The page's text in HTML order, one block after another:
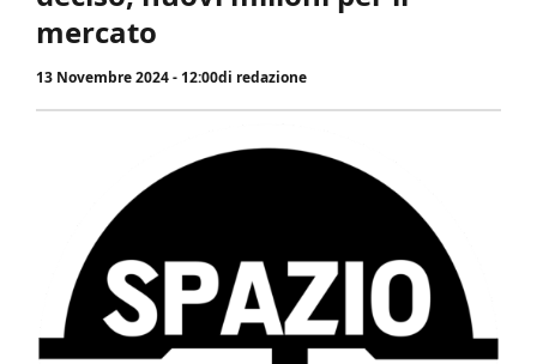
mercato
13 Novembre 2024 - 12:00di redazione